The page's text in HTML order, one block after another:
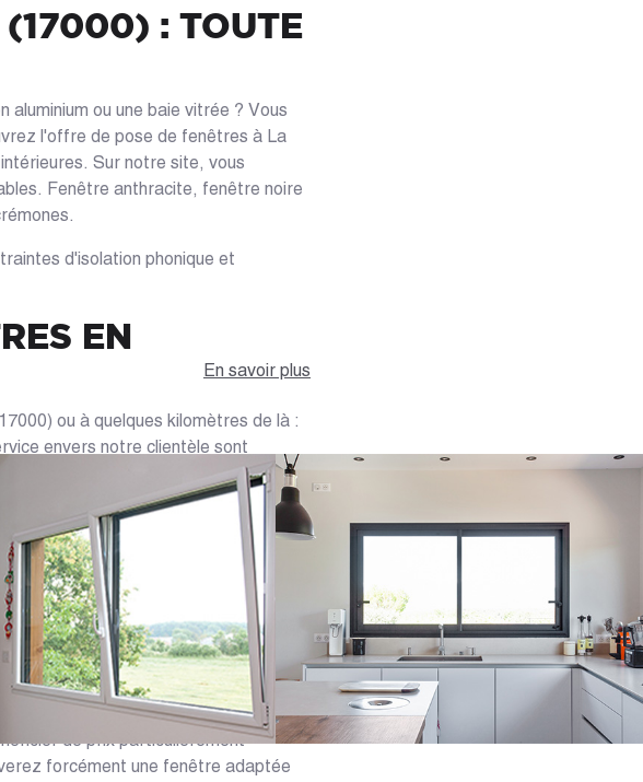
(17000) : TOUTE
ou une baie vitrée ? Vous
l'offre de pose de fenêtres à La
Sur notre site, vous
Fenêtre anthracite, fenêtre noire
d'isolation phonique et
EN
ou à quelques kilomètres de là :
envers notre clientèle sont
reçoivent au sein du magasin afin
à votre logement. Bénéficiez de leur
le choix des matériaux les plus
le changement de fenêtres à La
CASÉO DANS
(17), en Charente-Maritime, Caséo
de prix particulièrement
forcément une fenêtre adaptée
En savoir plus